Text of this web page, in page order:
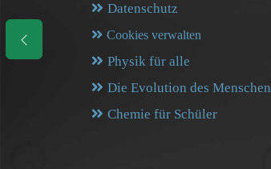
Datenschutz
Cookies verwalten
Physik für alle
Die Evolution des Menschen
Chemie für Schüler